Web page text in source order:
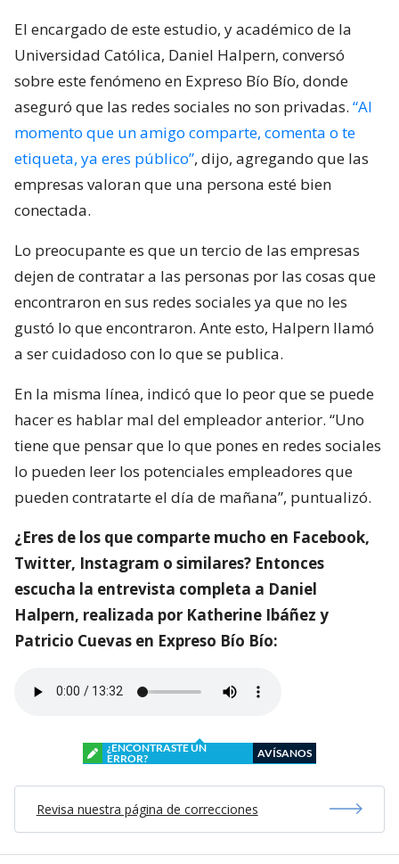
El encargado de este estudio, y académico de la
Universidad Católica, Daniel Halpern, conversó
sobre este fenómeno en Expreso Bío Bío, donde
aseguró que las redes sociales no son privadas. “Al
momento que un amigo comparte, comenta o te
etiqueta, ya eres público”, dijo, agregando que las
empresas valoran que una persona esté bien
conectada.
Lo preocupante es que un tercio de las empresas
dejen de contratar a las personas por las cosas que
encontraron en sus redes sociales ya que no les
gustó lo que encontraron. Ante esto, Halpern llamó
a ser cuidadoso con lo que se publica.
En la misma línea, indicó que lo peor que se puede
hacer es hablar mal del empleador anterior. “Uno
tiene que pensar que lo que pones en redes sociales
lo pueden leer los potenciales empleadores que
pueden contratarte el día de mañana”, puntualizó.
¿Eres de los que comparte mucho en Facebook,
Twitter, Instagram o similares? Entonces
escucha la entrevista completa a Daniel
Halpern, realizada por Katherine Ibáñez y
Patricio Cuevas en Expreso Bío Bío:
¿ENCONTRASTE UN
ERROR?
AVÍSANOS
Revisa nuestra página de correcciones